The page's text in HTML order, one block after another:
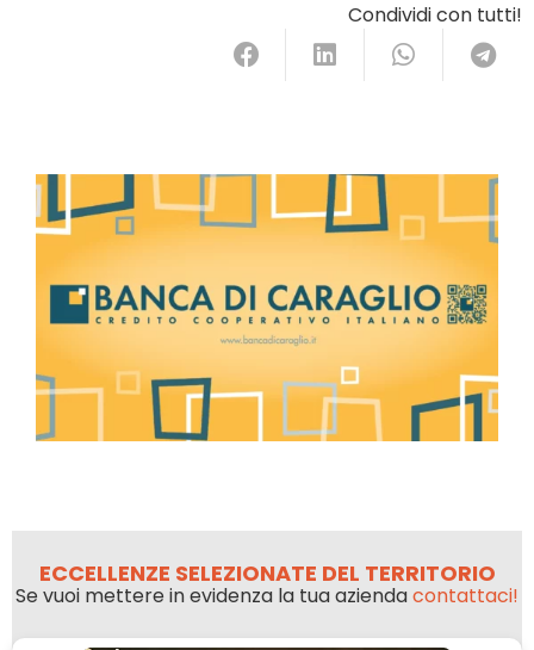
Condividi con tutti!
ECCELLENZE SELEZIONATE DEL TERRITORIO
Se vuoi mettere in evidenza la tua aziendacontattaci!